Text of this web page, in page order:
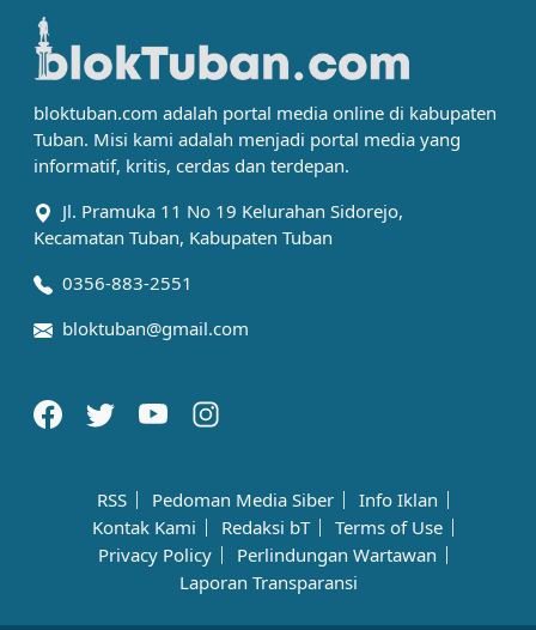
bloktuban.com adalah portal media online di kabupaten
Tuban. Misi kami adalah menjadi portal media yang
informatif, kritis, cerdas dan terdepan.
Jl. Pramuka 11 No 19 Kelurahan Sidorejo,
Kecamatan Tuban, Kabupaten Tuban
0356-883-2551
bloktuban@gmail.com
RSS Pedoman Media Siber
Info Iklan
Kontak Kami
Redaksi bT
Terms of Use
Privacy Policy
Perlindungan Wartawan
Laporan Transparansi